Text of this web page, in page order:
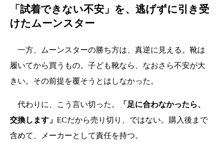
「試着できない不安」を、逃げずに引き受
けたムーンスター
一方、ムーンスターの勝ち方は、真逆に見える。靴は
履いてから買うもの。子ども靴なら、なおさら不安が大
きい。その前提を覆そうとはしなかった。
代わりに、こう言い切った。
「足に合わなかったら、
交換します」 ECだから売り切り、ではない。購入後まで
含めて、メーカーとして責任を持つ。